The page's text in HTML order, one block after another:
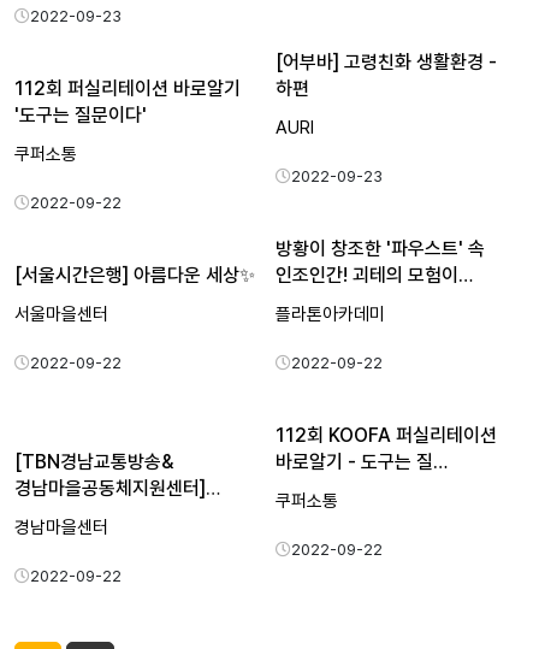
2022-09-23
[어부바] 고령친화 생활환경 -
하편
AURI
2022-09-23
112회 퍼실리테이션 바로알기
'도구는 질문이다'
쿠퍼소통
2022-09-22
방황이 창조한 '파우스트' 속
인조인간! 괴테의 모험이…
플라톤아카데미
2022-09-22
[서울시간은행] 아름다운 세상✨
서울마을센터
2022-09-22
112회 KOOFA 퍼실리테이션
바로알기 - 도구는 질…
쿠퍼소통
2022-09-22
[TBN경남교통방송&
경남마을공동체지원센터]
함께해서 좋…
경남마을센터
2022-09-22